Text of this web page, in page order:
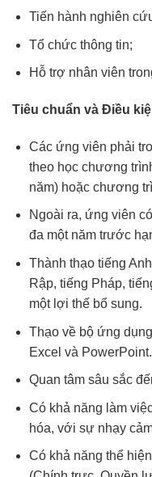
Tiến hành nghiên
Tổ chức thông tin;
Hỗ trợ nhân viên
Tiêu chuẩn và Điều
Các ứng viên phải
theo học chương
năm) hoặc chương
Ngoài ra, ứng viên
đa một năm trước
Thành thạo tiếng
Rập, tiếng Pháp,
một lợi thế bổ sung.
Thạo về bộ ứng
Excel và PowerPoint.
Quan tâm sâu sắc
Có khả năng làm
hóa, với sự nhạy
Có khả năng thể